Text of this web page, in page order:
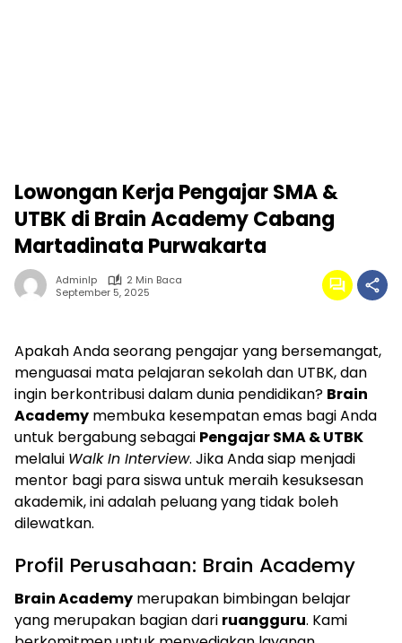
Lowongan Kerja Pengajar SMA &
UTBK di Brain Academy Cabang
Martadinata Purwakarta
Adminlp
2 Min Baca
September 5, 2025
Apakah Anda seorang pengajar yang bersemangat,
menguasai mata pelajaran sekolah dan UTBK, dan
ingin berkontribusi dalam dunia pendidikan? Brain
Academy membuka kesempatan emas bagi Anda
untuk bergabung sebagai Pengajar SMA & UTBK
melalui Walk In Interview. Jika Anda siap menjadi
mentor bagi para siswa untuk meraih kesuksesan
akademik, ini adalah peluang yang tidak boleh
dilewatkan.
Profil Perusahaan: Brain Academy
Brain Academy merupakan bimbingan belajar
yang merupakan bagian dari ruangguru. Kami